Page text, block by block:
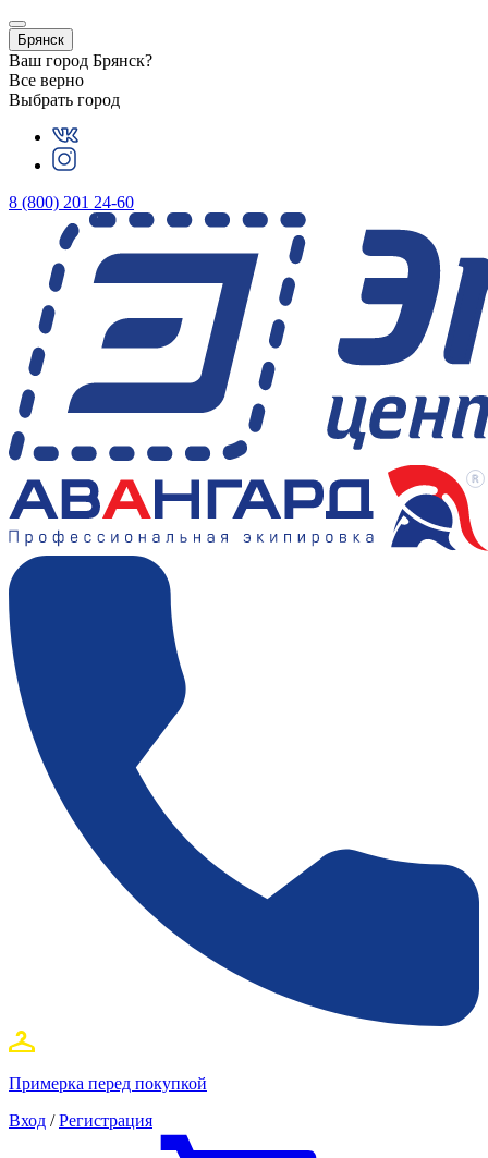
Брянск
Ваш город Брянск?
Все верно
Выбрать город
8 (800) 201 24-60
Примерка перед покупкой
Вход / Регистрация